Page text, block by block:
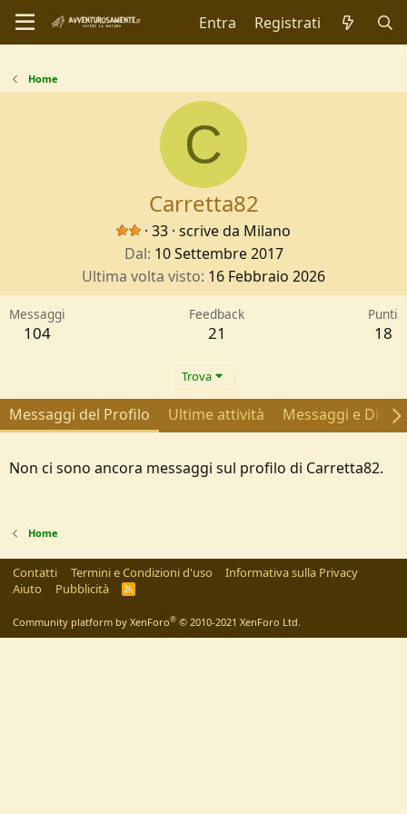
Entra Registrati
Home
C
Carretta82
· 33 · scrive da Milano
Dal 10 Settembre 2017
Ultima volta visto 16 Febbraio 2026
Messaggi
104
Feedback
21
Punti
18
Trova
Messaggi del Profilo Ultime attività Messaggi e
Non ci sono ancora messaggi sul profilo di Carretta82.
Home
Contatti Termini e Condizioni d'uso
Informativa sulla Privacy
Aiuto
Pubblicità
R
Community platform by XenForo® © 2010-2021 XenForo Ltd.